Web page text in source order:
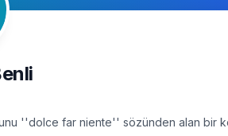
''dolce far niente'' sözünden alan bir